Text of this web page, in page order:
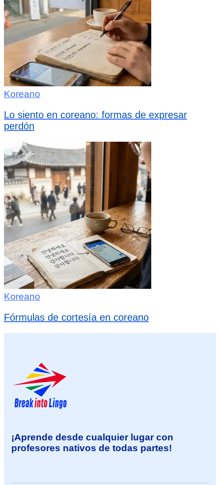
Koreano
Lo siento en coreano: formas de expresar
perdón
Koreano
Fórmulas de cortesía en coreano
¡Aprende desde cualquier lugar con
profesores nativos de todas partes!